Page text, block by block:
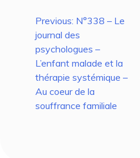
Navigation
de
l’article
Previous: N°338 – Le
journal des
psychologues –
L’enfant malade et la
thérapie systémique –
Au coeur de la
souffrance familiale